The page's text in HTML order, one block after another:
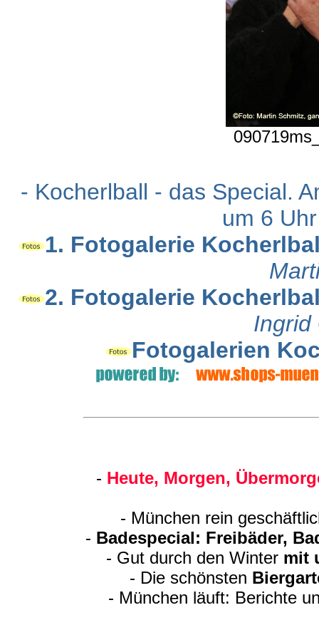
- Kocherlball - das Special.
um 6
1. Fotogalerie
2. Fotogalerie
Ingrid
Fotogalerien
- Heute, Morgen,
- München rein
- Badespecial: Freibäder,
- Gut durch den Winter mit
- Die schönsten
- München läuft: Berichte